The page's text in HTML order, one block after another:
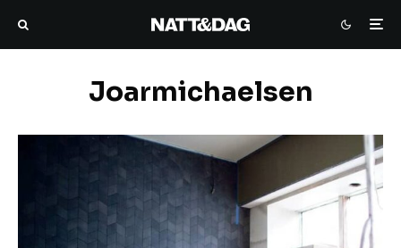
Joarmichaelsen